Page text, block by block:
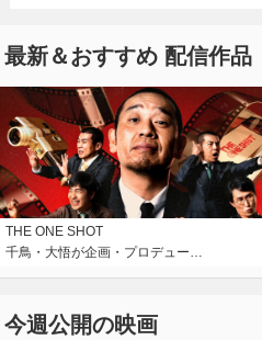
最新＆おすすめ 配信作品
THE ONE SHOT
千鳥・大悟が企画・プロデュー…
今週公開の映画